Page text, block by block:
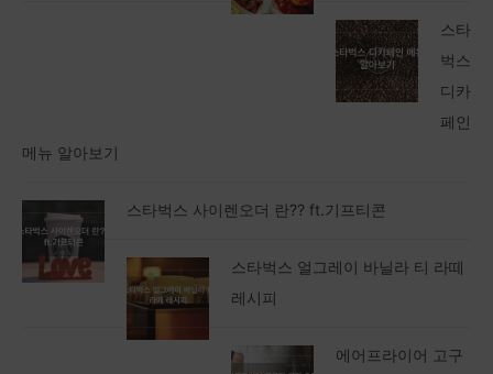
스타
벅스
디카
페인
메뉴 알아보기
스타벅스 사이렌오더 란?? ft.기프티콘
스타벅스 얼그레이 바닐라 티 라떼
레시피
에어프라이어 고구